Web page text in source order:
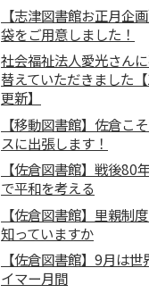
【志津図書館お正月企
袋をご用意しました！
社会福祉法人愛光さん
替えていただきました
更新】
【移動図書館】佐倉こ
スに出張します！
【佐倉図書館】戦後80
で平和を考える
【佐倉図書館】里親制
知っていますか
【佐倉図書館】9月は
イマー月間